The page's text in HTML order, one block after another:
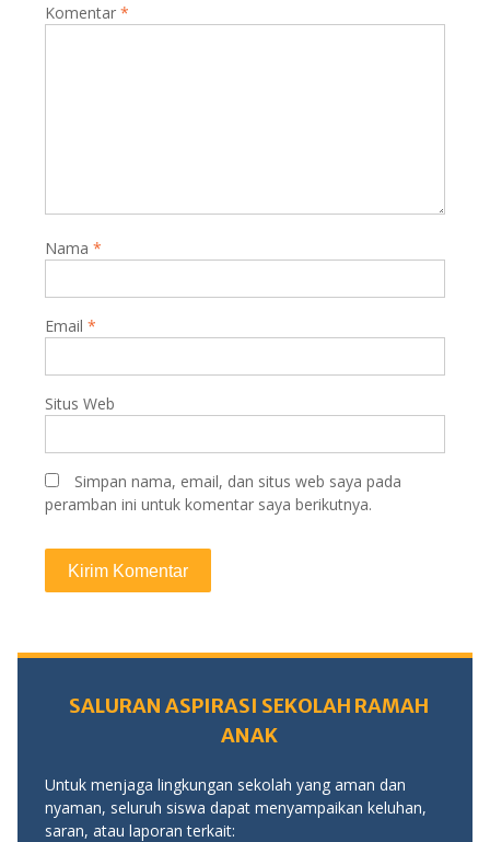
Komentar *
Nama *
Email *
Situs Web
Simpan nama, email, dan situs web saya pada
peramban ini untuk komentar saya berikutnya.
SALURAN ASPIRASI SEKOLAH RAMAH
ANAK
Untuk menjaga lingkungan sekolah yang aman dan
nyaman, seluruh siswa dapat menyampaikan keluhan,
saran, atau laporan terkait: